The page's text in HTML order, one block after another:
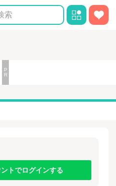
トでログインする